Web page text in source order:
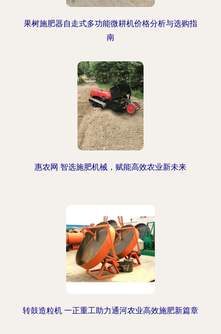
果树施肥器自走式多功能微耕机价格分析与选购指
南
惠农网 智选施肥机械，赋能高效农业新未来
转鼓造粒机 一正重工助力通河农业高效施肥新篇章